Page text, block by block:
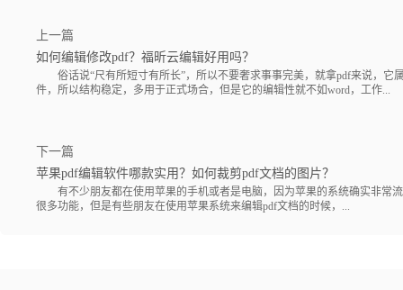
上一篇
如何编辑修改pdf？福昕云编辑好用吗？
俗话说“尺有所短寸有所长”，所以不要奢求事事完美，就拿pdf来说，它
件，所以结构稳定，多用于正式场合，但是它的编辑性就不如word，工作...
下一篇
苹果pdf编辑软件哪款实用？如何裁剪pdf文档的图片？
有不少朋友都在使用苹果的手机或者是电脑，因为苹果的系统确实非常
很多功能，但是有些朋友在使用苹果系统来编辑pdf文档的时候，...